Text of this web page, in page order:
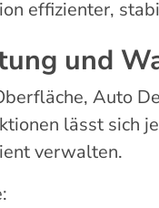
effizienter,
und
Auto
lässt sich
verwalten.